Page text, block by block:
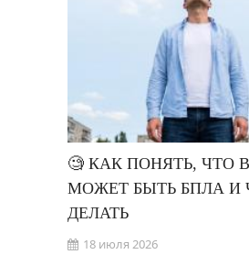
🧐 КАК ПОНЯТЬ, ЧТО
МОЖЕТ БЫТЬ БПЛА И
ДЕЛАТЬ
18 июля 2026